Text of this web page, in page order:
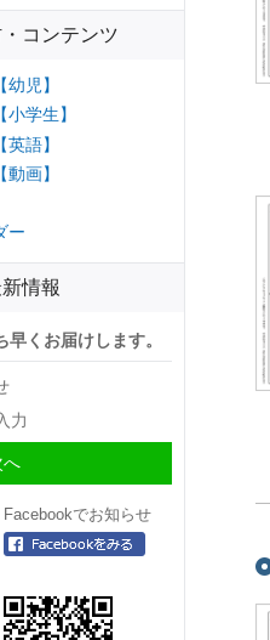
コンテンツ
児】
学生】
語】
画】
ー
情報
くお届けします。
Facebookでお知らせ